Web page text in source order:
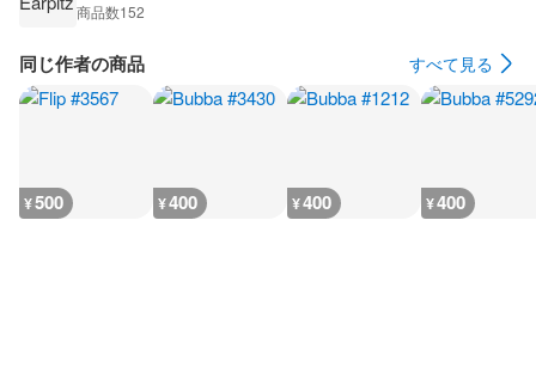
商品数152
同じ作者の商品 すべて見る
¥500 ¥400 ¥400 ¥400